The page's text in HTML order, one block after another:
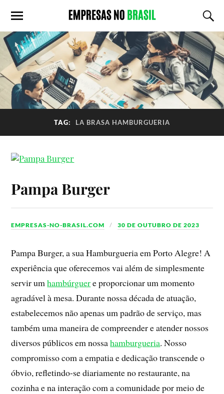
TAG: LA BRASA HAMBURGUERIA
Pampa Burger
EMPRESAS-NO-BRASIL.COM 30 DE OUTUBRO DE 2023
Pampa Burger, a sua Hamburgueria em Porto Alegre! A
experiência que oferecemos vai além de simplesmente
servir umhambúrguere proporcionar um momento
agradável à mesa. Durante nossa década de atuação,
estabelecemos não apenas um padrão de serviço, mas
também uma maneira de compreender e atender nossos
diversos públicos em nossahamburgueria. Nosso
compromisso com a empatia e dedicação transcende o
óbvio, refletindo-se diariamente no restaurante, na
cozinha e na interação com a comunidade por meio de